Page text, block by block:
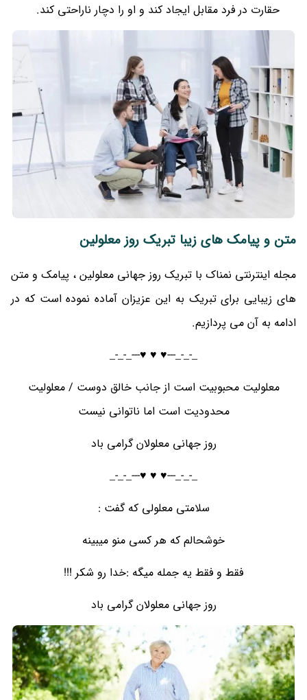
حقارت در فرد مقابل ایجاد کند و او را دچار ناراحتی کند.
متن و پیامک های زیبا تبریک روز معلولین
مجله اینترنتی نمناک با تبریک روز جهانی معلولین ، پیامک و متن
های زیبایی برای تبریک به این عزیزان آماده نموده است که در
ادامه به آن می پردازیم.
_-_-_---♥️ ♥️ ♥️---_-_-_
معلولیت محبوبیت است از جانب خالق دوست / معلولیت
محدودیت است اما ناتوانی نیست
روز جهانی معلولان گرامی باد
_-_-_---♥️ ♥️ ♥️---_-_-_
ﺳﻼﻣﺘﯽ ﻣﻌﻠﻮﻟﯽ ﮐﻪ ﮔﻔﺖ :
ﺧﻮﺷﺤﺎﻟﻢ ﮐﻪ ﻫﺮ ﮐﺴﯽ ﻣﻨﻮ ﻣﯿﺒﯿﻨﻪ
ﻓﻘﻂ ﻭ ﻓﻘﻂ ﯾﻪ ﺟﻤﻠﻪ ﻣﯿﮕﻪ :ﺧﺪﺍ ﺭﻭ ﺷﮑﺮ !!!
روز جهانی معلولان گرامی باد